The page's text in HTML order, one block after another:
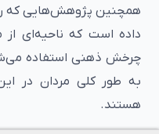
همچنین پژوهش‌هایی که
داده است که ناحیه‌ای از
چرخش ذهنی استفاده
به طور کلی مردان در
هستند.